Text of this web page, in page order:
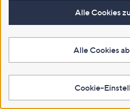
Alle Cookies
Alle Cookies
Cookie-